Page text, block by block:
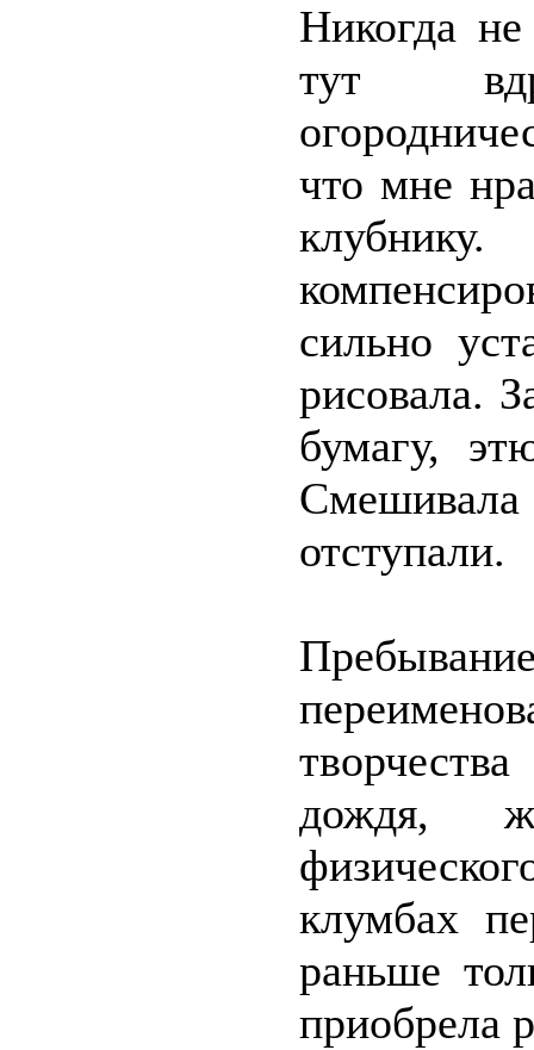
Никогда
тут
что мне
сильно
рисовала.
бумагу,
отступали.
дождя,
клумбах
раньше
приобрела